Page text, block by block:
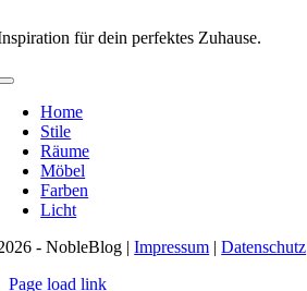
für dein perfektes Zuhause.
Toggle
NavigationHome
Stile
Räume
Möbel
Farben
Licht
- NobleBlog |Impressum |Datenschutz
Page load link